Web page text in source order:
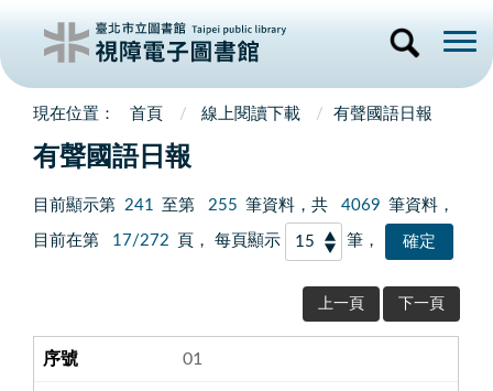
首頁 線上閱讀下載 有聲國語日報
有聲國語日報
目前顯示第 241 至第 255 筆資料，共 4069 筆資料，
目前在第 17/272 頁， 每頁顯示 筆，
上一頁 下一頁
01